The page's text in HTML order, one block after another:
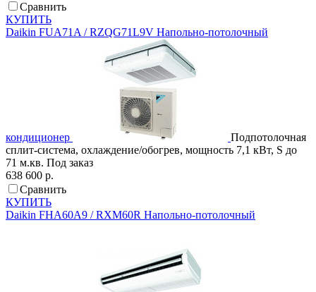
Сравнить
КУПИТЬ
Daikin FUA71A / RZQG71L9V Напольно-потолочный
кондиционер
Подпотолочная
сплит-система, охлаждение/обогрев, мощность 7,1 кВт, S до
71 м.кв. Под заказ
638 600 р.
Сравнить
КУПИТЬ
Daikin FHA60A9 / RXM60R Напольно-потолочный